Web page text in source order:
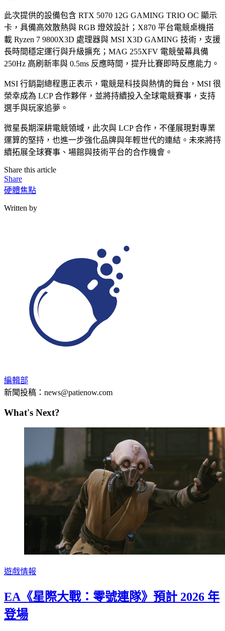
此次提供的設備包含 RTX 5070 12G GAMING TRIO OC 顯示
卡，具備高效散熱與 RGB 燈效設計；X870 平台電競桌機搭
載 Ryzen 7 9800X3D 處理器與 MSI X3D GAMING 技術，支援
長時間穩定運行與升級擴充；MAG 255XFV 電競螢幕具備
250Hz 高刷新率與 0.5ms 反應時間，提升比賽即時反應能力。
MSI 行銷副總程惠正表示，電競是科技與熱情的舞台，MSI 很
榮幸成為 LCP 合作夥伴，並將持續投入全球電競賽事，支持
選手與玩家追夢。
微星長期深耕電競領域，此次與 LCP 合作，不僅展現對專業
運算的堅持，也進一步強化品牌與年輕世代的連結。未來將持
續拓展全球賽事、場館與技術平台的合作機會。
Share this article
Share
硬體焦點
Written by
編輯部
新聞投稿：news@patienow.com
What's Next?
遊戲情報
EA《星際大戰：零號連隊》預計 2026 年
登場